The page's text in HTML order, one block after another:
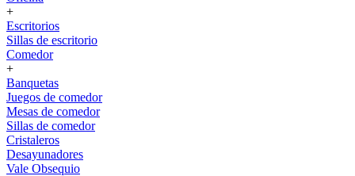
+
Escritorios
Sillas de escritorio
Comedor
+
Banquetas
Juegos de comedor
Mesas de comedor
Sillas de comedor
Cristaleros
Desayunadores
Vale Obsequio